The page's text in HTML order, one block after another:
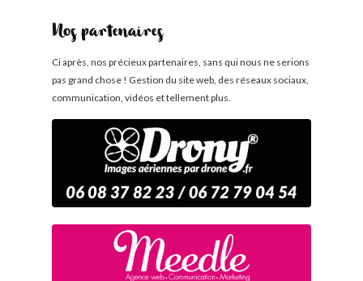
Nos partenaires
Ci après, nos précieux partenaires, sans qui nous ne serions
pas grand chose ! Gestion du site web, des réseaux sociaux,
communication, vidéos et tellement plus.